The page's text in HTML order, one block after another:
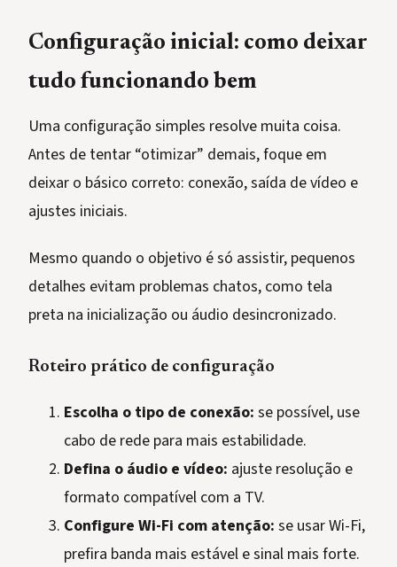
Configuração inicial: como deixar
tudo funcionando bem
Uma configuração simples resolve muita coisa.
Antes de tentar “otimizar” demais, foque em
deixar o básico correto: conexão, saída de vídeo e
ajustes iniciais.
Mesmo quando o objetivo é só assistir, pequenos
detalhes evitam problemas chatos, como tela
preta na inicialização ou áudio desincronizado.
Roteiro prático de configuração
Escolha o tipo de conexão: se possível, use
cabo de rede para mais estabilidade.
Defina o áudio e vídeo: ajuste resolução e
formato compatível com a TV.
Configure Wi-Fi com atenção: se usar Wi-Fi,
prefira banda mais estável e sinal mais forte.